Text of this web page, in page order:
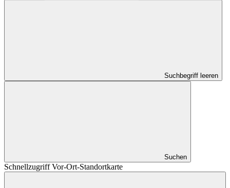
Suchbegriff leeren
Suchen
Schnellzugriff Vor-Ort-Standortkarte